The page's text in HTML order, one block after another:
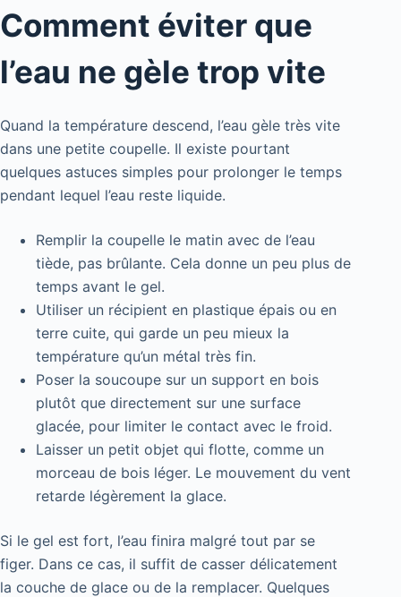
Comment éviter que
l’eau ne gèle trop vite
Quand la température descend, l’eau gèle très vite
dans une petite coupelle. Il existe pourtant
quelques astuces simples pour prolonger le temps
pendant lequel l’eau reste liquide.
Remplir la coupelle le matin avec de l’eau
tiède, pas brûlante. Cela donne un peu plus de
temps avant le gel.
Utiliser un récipient en plastique épais ou en
terre cuite, qui garde un peu mieux la
température qu’un métal très fin.
Poser la soucoupe sur un support en bois
plutôt que directement sur une surface
glacée, pour limiter le contact avec le froid.
Laisser un petit objet qui flotte, comme un
morceau de bois léger. Le mouvement du vent
retarde légèrement la glace.
Si le gel est fort, l’eau finira malgré tout par se
figer. Dans ce cas, il suffit de casser délicatement
la couche de glace ou de la remplacer. Quelques